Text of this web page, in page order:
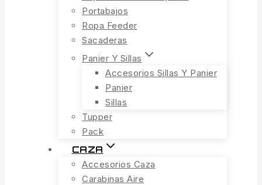
Portabajos
Ropa Feeder
Sacaderas
Panier Y Sillas
Accesorios Sillas Y Panier
Panier
Sillas
Tupper
Pack
CAZA
Accesorios Caza
Carabinas Aire